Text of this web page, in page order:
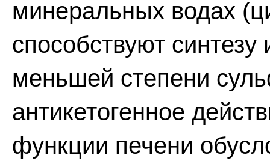
минеральных водах
способствуют
меньшей степени
антикетогенное
функции печени